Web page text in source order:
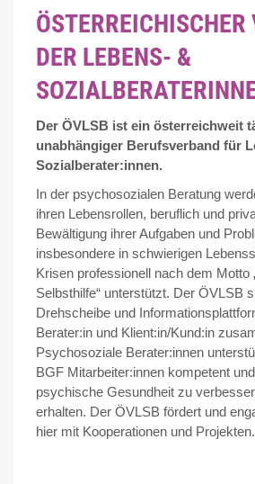
ÖSTERREICHISCHER
DER LEBENS- &
Der ÖVLSB ist ein österreichweit
unabhängiger Berufsverband für
Sozialberater:innen.
In der psychosozialen Beratung
ihren Lebensrollen, beruflich und
Bewältigung ihrer Aufgaben und
insbesondere in schwierigen
Krisen professionell nach dem Motto
Selbsthilfe“ unterstützt. Der ÖVLSB
Drehscheibe und
Berater:in und Klient:in/Kund:in
Psychosoziale Berater:innen
BGF Mitarbeiter:innen kompetent
psychische Gesundheit zu
erhalten. Der ÖVLSB fördert und
hier mit Kooperationen und Projekten.